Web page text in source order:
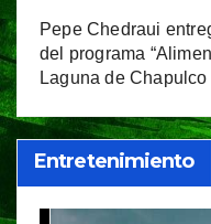
Pepe Chedraui
del programa
Laguna de Chapulco
Entretenimiento